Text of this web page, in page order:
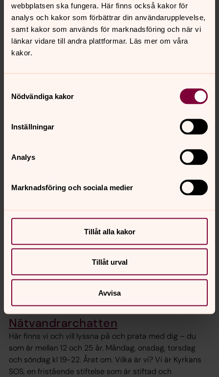
webbplatsen ska fungera. Här finns också kakor för
analys och kakor som förbättrar din användarupplevelse,
samt kakor som används för marknadsföring och när vi
länkar vidare till andra plattformar. Läs mer om våra
kakor.
Nödvändiga kakor
Inställningar
Analys
Marknadsföring och sociala medier
Tillåt alla kakor
Tillåt urval
Avvisa
Nyfiken på Gud?
Vi ber
En levande landsbygdskyrka
Sverige. I broschyren kan du läsa om Södra Kållands
sodrakallands.pastorat@svenskakyrkan.se.
Vi finns på facebook och instagram
Med appen Kyrkguiden kan du hitta till Svenska kyrkan
med hjälp av mobiltelefonen.
Nätvandrarchatten
Här finns vi och vill lyssna på och prata med dig – du
som är mellan 12 och 25 år. Måndag, onsdag, torsdag
och söndag kl 19-22. Året om. Vilka är vi? Vi är Kyrkans
SOS, en fristående stiftelse som är stiftad och